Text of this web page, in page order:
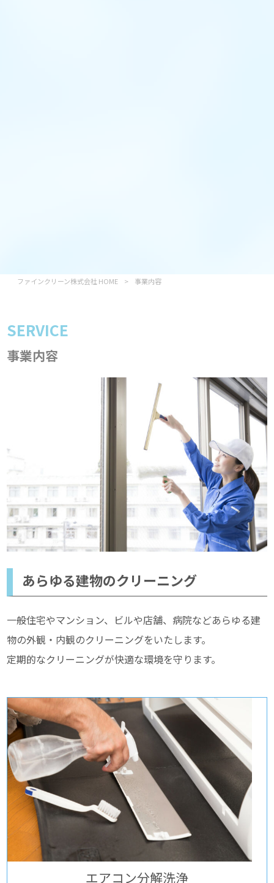
ファインクリーン株式会社 HOME > 事業内容
SERVICE
事業内容
あらゆる建物のクリーニング
一般住宅やマンション、ビルや店舗、病院などあらゆる建
物の外観・内観のクリーニングをいたします。
定期的なクリーニングが快適な環境を守ります。
エアコン分解洗浄